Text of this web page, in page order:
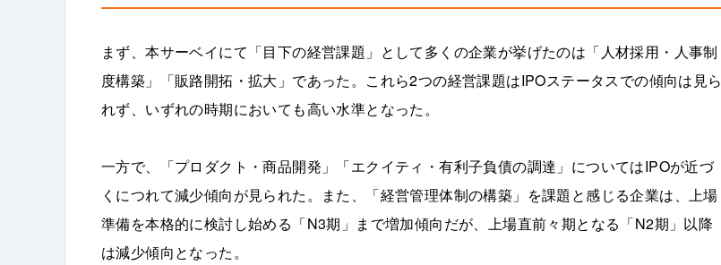
まず、本サーベイにて「目下の経営課題」として多くの企業が挙げたのは「人材採用・人事制
度構築」「販路開拓・拡大」であった。これら2つの経営課題はIPOステータスでの傾向は見ら
れず、いずれの時期においても高い水準となった。
一方で、「プロダクト・商品開発」「エクイティ・有利子負債の調達」についてはIPOが近づ
くにつれて減少傾向が見られた。また、「経営管理体制の構築」を課題と感じる企業は、上場
準備を本格的に検討し始める「N3期」まで増加傾向だが、上場直前々期となる「N2期」以降
は減少傾向となった。